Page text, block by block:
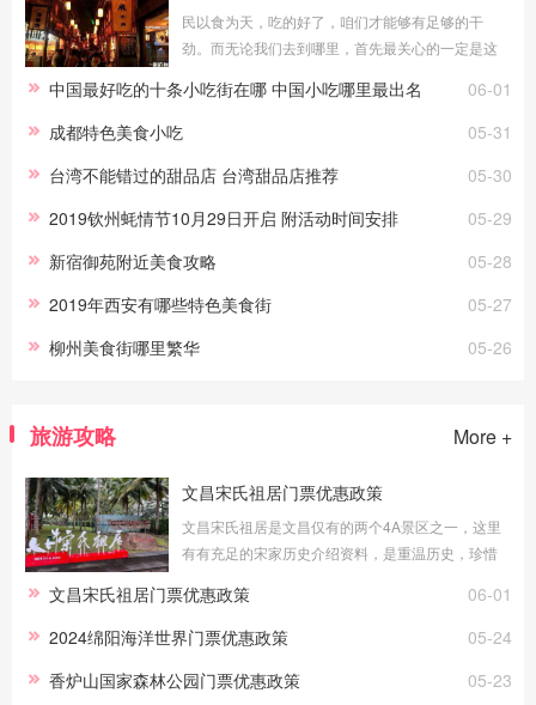
民以食为天，吃的好了，咱们才能够有足够的干
劲。而无论我们去到哪里，首先最关心的一定是这
地美食。如今的中国可是有十大美食街享誉国 06-01
中国最好吃的十条小吃街在哪 中国小吃哪里最出名
05-31
成都特色美食小吃
05-30
台湾不能错过的甜品店 台湾甜品店推荐
05-29
2019钦州蚝情节10月29日开启 附活动时间安排
05-28
新宿御苑附近美食攻略
05-27
2019年西安有哪些特色美食街
05-26
柳州美食街哪里繁华
旅游攻略 More +
文昌宋氏祖居门票优惠政策
文昌宋氏祖居是文昌仅有的两个4A景区之一，这里
有有充足的宋家历史介绍资料，是重温历史，珍惜
没有什么优待政策呢？优待政策免票：70岁(
06-01
文昌宋氏祖居门票优惠政策
05-24
2024绵阳海洋世界门票优惠政策
05-23
香炉山国家森林公园门票优惠政策